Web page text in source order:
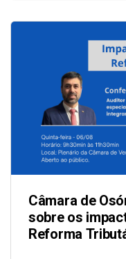
Câmara de
sobre os
Reforma